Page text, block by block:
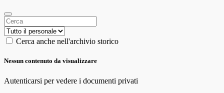
Cerca anche nell'archivio storico
Nessun contenuto da visualizzare
Autenticarsi per vedere i documenti privati